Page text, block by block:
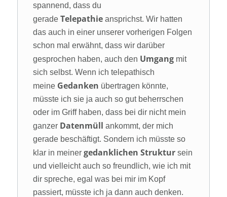
spannend, dass du
gerade Telepathieansprichst. Wir hatten
das auch in einer unserer vorherigen Folgen
schon mal erwähnt, dass wir darüber
gesprochen haben, auch den Umgangmit
sich selbst. Wenn ich telepathisch
meine Gedanken übertragen könnte,
müsste ich sie ja auch so gut beherrschen
oder im Griff haben, dass bei dir nicht mein
ganzer Datenmüll ankommt, der mich
gerade beschäftigt. Sondern ich müsste so
klar in meiner gedanklichen Struktursein
und vielleicht auch so freundlich, wie ich mit
dir spreche, egal was bei mir im Kopf
passiert, müsste ich ja dann auch denken.